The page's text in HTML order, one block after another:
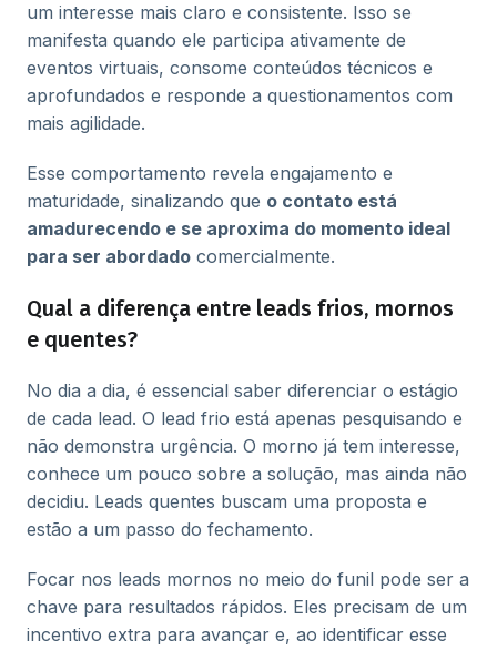
um interesse mais claro e consistente. Isso se
manifesta quando ele participa ativamente de
eventos virtuais, consome conteúdos técnicos e
aprofundados e responde a questionamentos com
mais agilidade.
Esse comportamento revela engajamento e
maturidade, sinalizando que o contato está
amadurecendo e se aproxima do momento ideal
para ser abordado comercialmente.
Qual a diferença entre leads frios, mornos
e quentes?
No dia a dia, é essencial saber diferenciar o estágio
de cada lead. O lead frio está apenas pesquisando e
não demonstra urgência. O morno já tem interesse,
conhece um pouco sobre a solução, mas ainda não
decidiu. Leads quentes buscam uma proposta e
estão a um passo do fechamento.
Focar nos leads mornos no meio do funil pode ser a
chave para resultados rápidos. Eles precisam de um
incentivo extra para avançar e, ao identificar esse